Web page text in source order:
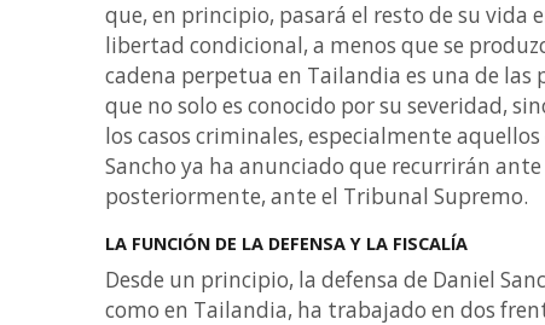
que, en principio, pasará el resto de su
libertad condicional, a menos que se
cadena perpetua en Tailandia es una de las
que no solo es conocido por su severidad,
los casos criminales, especialmente
Sancho ya ha anunciado que recurrirán
posteriormente, ante el Tribunal Supremo.
LA FUNCIÓN DE LA DEFENSA Y LA FISCALÍA
Desde un principio, la defensa de Daniel
como en Tailandia, ha trabajado en dos